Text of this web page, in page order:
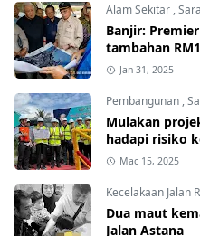
Alam Sekitar ,
Banjir:
tambahan
Jan 31, 2025
Pembangunan ,
Mulakan
hadapi risiko
Mac 15, 2025
Kecelakaan Jalan
Dua maut
Jalan Astana